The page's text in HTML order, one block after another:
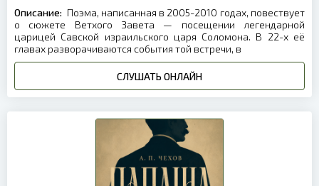
Описание: Поэма, написанная в 2005-2010 годах, повествует
о сюжете Ветхого Завета — посещении легендарной
царицей Савской израильского царя Соломона. В 22-х её
главах разворачиваются события той встречи, в
СЛУШАТЬ ОНЛАЙН